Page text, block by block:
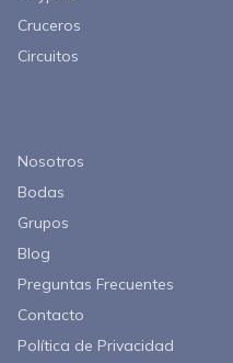
Cruceros
Circuitos
Nosotros
Bodas
Grupos
Blog
Preguntas Frecuentes
Contacto
Política de Privacidad